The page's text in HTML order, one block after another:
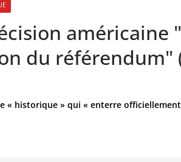
du référendum"
« historique » qui « enterre